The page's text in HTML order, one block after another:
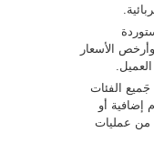
الأسعار
الفئات
إضافية أو
من عمليات